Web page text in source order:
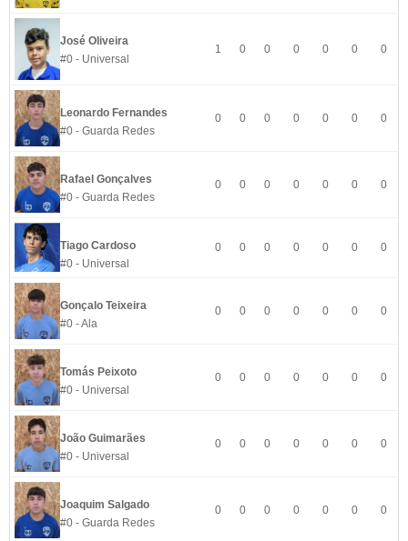
José Oliveira
#0 - Universal
1 0 0 0 0 0 0
Leonardo Fernandes
#0 - Guarda Redes
0 0 0 0 0 0 0
Rafael Gonçalves
#0 - Guarda Redes
0 0 0 0 0 0 0
Tiago Cardoso
#0 - Universal
0 0 0 0 0 0 0
Gonçalo Teixeira
#0 - Ala
0 0 0 0 0 0 0
Tomás Peixoto
#0 - Universal
0 0 0 0 0 0 0
João Guimarães
#0 - Universal
0 0 0 0 0 0 0
Joaquim Salgado
#0 - Guarda Redes
0 0 0 0 0 0 0